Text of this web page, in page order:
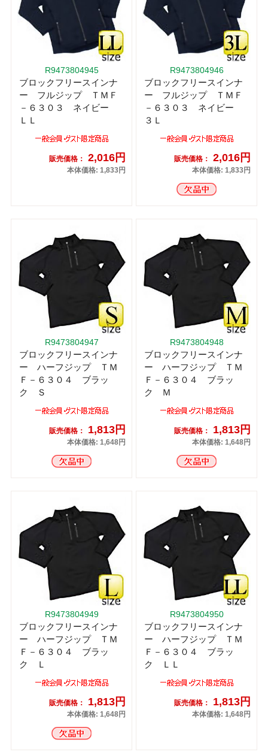
R9473804945
ブロックフリースインナ
ー フルジップ ＴＭＦ
－６３０３ ネイビー
ＬＬ
販売価格： 2,016円
本体価格: 1,833円
R9473804946
ブロックフリースインナ
ー フルジップ ＴＭＦ
－６３０３ ネイビー
３Ｌ
販売価格： 2,016円
本体価格: 1,833円
R9473804947
ブロックフリースインナ
ー ハーフジップ ＴＭ
Ｆ－６３０４ ブラッ
ク Ｓ
販売価格： 1,813円
本体価格: 1,648円
R9473804948
ブロックフリースインナ
ー ハーフジップ ＴＭ
Ｆ－６３０４ ブラッ
ク Ｍ
販売価格： 1,813円
本体価格: 1,648円
R9473804949
ブロックフリースインナ
ー ハーフジップ ＴＭ
Ｆ－６３０４ ブラッ
ク Ｌ
販売価格： 1,813円
本体価格: 1,648円
R9473804950
ブロックフリースインナ
ー ハーフジップ ＴＭ
Ｆ－６３０４ ブラッ
ク ＬＬ
販売価格： 1,813円
本体価格: 1,648円